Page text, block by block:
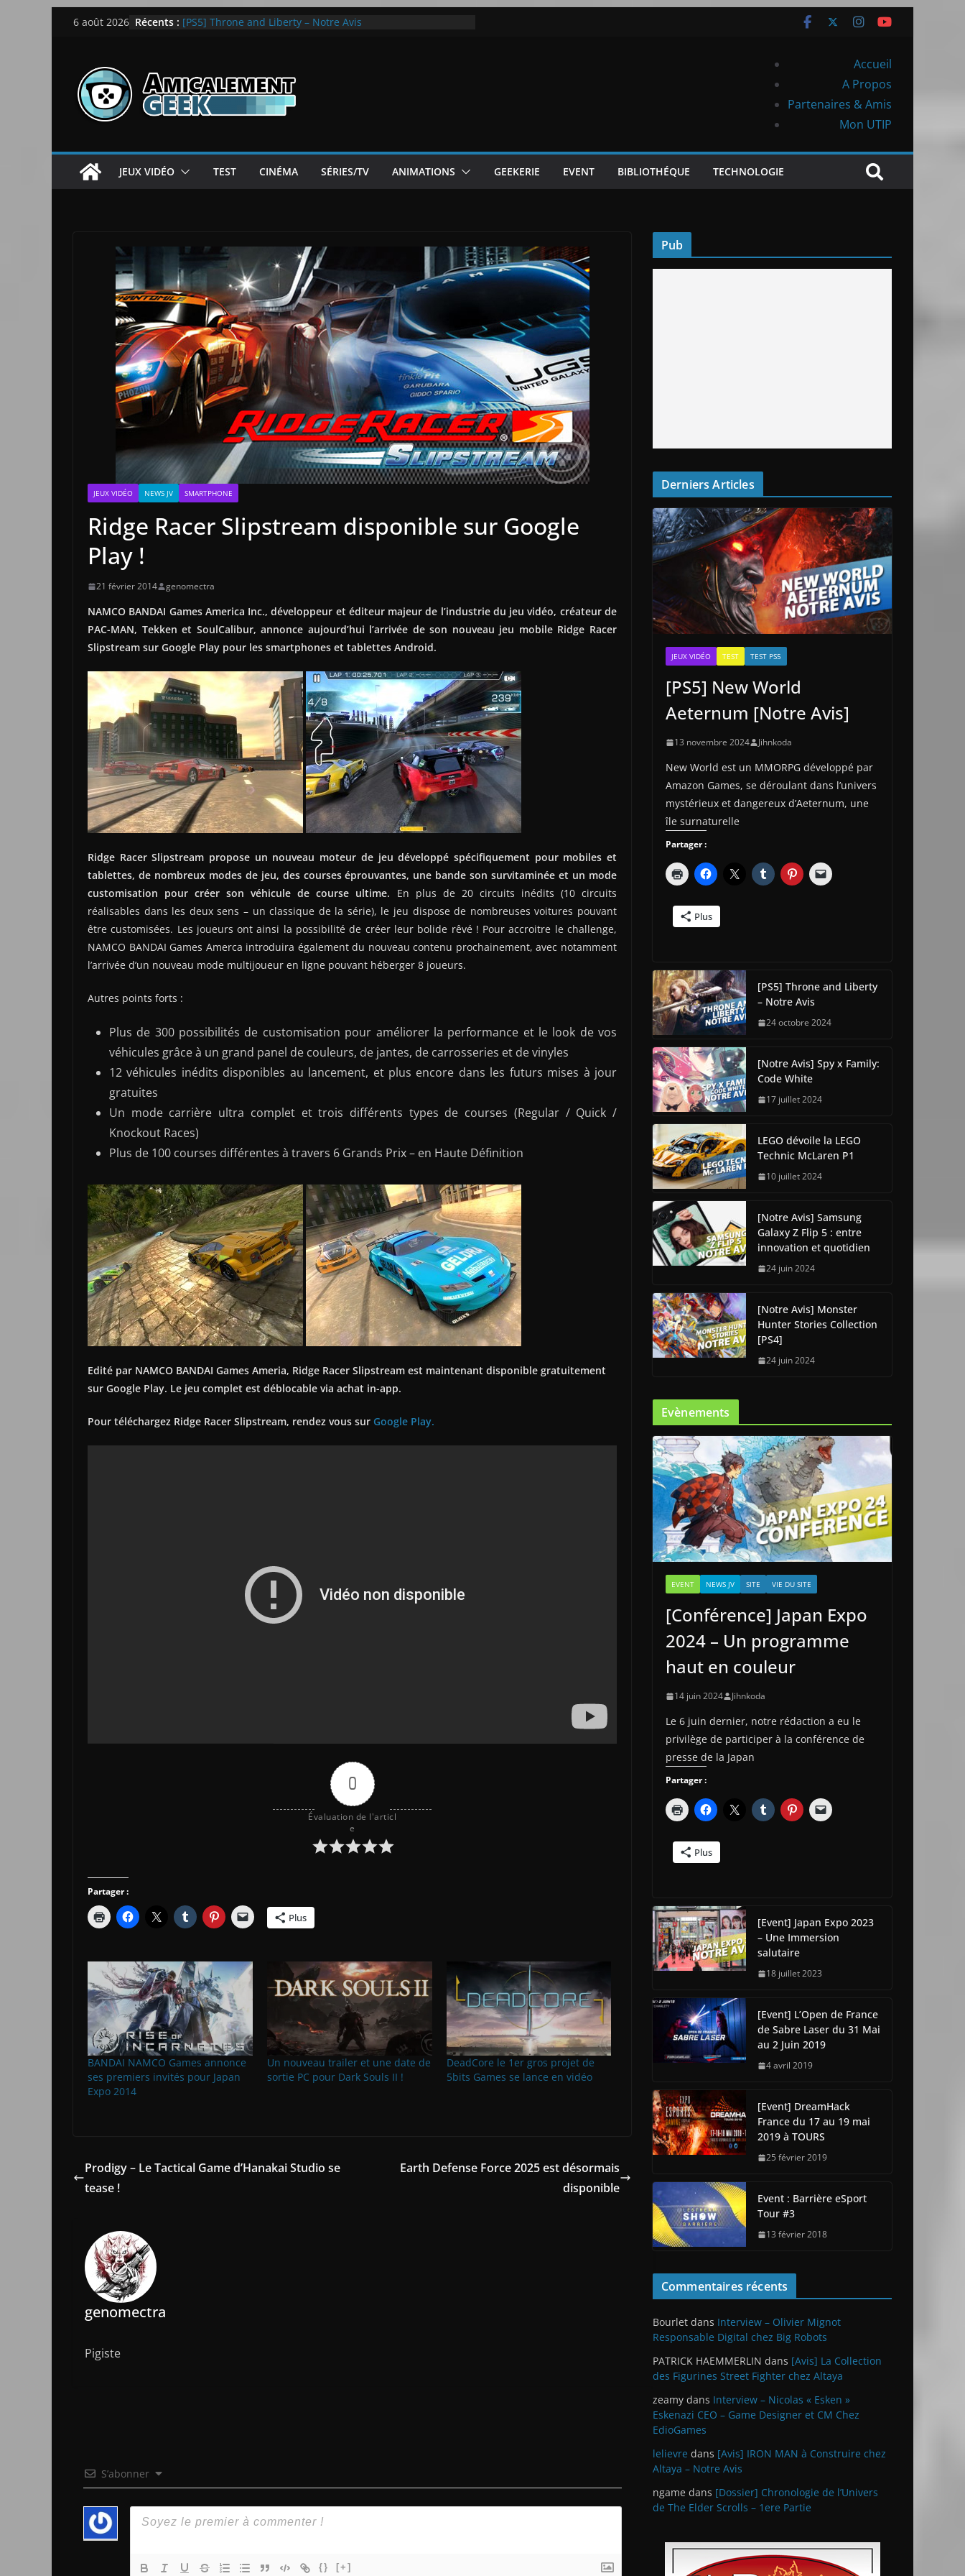
Passer6 août 2026 Récents : [PS5] Throne and Liberty – Notre Avis
quotidien
[PS5] New World Aeternum [Notre Avis]
Accueil
A Propos
Partenaires & Amis
Mon UTIP
JEUX VIDÉO TEST CINÉMA SÉRIES/TV ANIMATIONS GEEKERIE EVENT BIBLIOTHÉQUE TECHNOLOGIE
JEUX VIDÉO NEWS JV SMARTPHONE
Ridge Racer Slipstream disponible sur Google
Play !
21 février 2014 genomectra
NAMCO BANDAI Games America Inc., développeur et éditeur majeur de l’industrie du jeu vidéo, créateur de
PAC-MAN, Tekken et SoulCalibur, annonce aujourd’hui l’arrivée de son nouveau jeu mobile Ridge Racer
Slipstream sur Google Play pour les smartphones et tablettes Android.
Ridge Racer Slipstream propose un nouveau moteur de jeu développé spécifiquement pour mobiles et
tablettes, de nombreux modes de jeu, des courses éprouvantes, une bande son survitaminée et un mode
customisation pour créer son véhicule de course ultime. En plus de 20 circuits inédits (10 circuits
réalisables dans les deux sens – un classique de la série), le jeu dispose de nombreuses voitures pouvant
être customisées. Les joueurs ont ainsi la possibilité de créer leur bolide rêvé ! Pour accroitre le challenge,
NAMCO BANDAI Games Amerca introduira également du nouveau contenu prochainement, avec notamment
l’arrivée d’un nouveau mode multijoueur en ligne pouvant héberger 8 joueurs.
Autres points forts :
Plus de 300 possibilités de customisation pour améliorer la performance et le look de vos
véhicules grâce à un grand panel de couleurs, de jantes, de carrosseries et de vinyles
12 véhicules inédits disponibles au lancement, et plus encore dans les futurs mises à jour
gratuites
Un mode carrière ultra complet et trois différents types de courses (Regular / Quick /
Knockout Races)
Plus de 100 courses différentes à travers 6 Grands Prix – en Haute Définition
Edité par NAMCO BANDAI Games Ameria, Ridge Racer Slipstream est maintenant disponible gratuitement
sur Google Play. Le jeu complet est déblocable via achat in-app.
Pour téléchargez Ridge Racer Slipstream, rendez vous sur Google Play.
0
Évaluation de l'articl
e
Partager :
Plus
BANDAI NAMCO Games annonce
ses premiers invités pour Japan
Expo 2014
Un nouveau trailer et une date de
sortie PC pour Dark Souls II !
DeadCore le 1er gros projet de
5bits Games se lance en vidéo
Prodigy – Le Tactical Game d’Hanakai Studio se
tease !
Earth Defense Force 2025 est désormais
disponible
genomectra
Pigiste
S’abonner
{} [+]
Pub
Derniers Articles
JEUX VIDÉO TEST TEST PS5
[PS5] New World
Aeternum [Notre Avis]
13 novembre 2024 Jihnkoda
New World est un MMORPG développé par
Amazon Games, se déroulant dans l’univers
mystérieux et dangereux d’Aeternum, une
île surnaturelle
Partager :
Plus
[PS5] Throne and Liberty
– Notre Avis
24 octobre 2024
[Notre Avis] Spy x Family:
Code White
17 juillet 2024
LEGO dévoile la LEGO
Technic McLaren P1
10 juillet 2024
[Notre Avis] Samsung
Galaxy Z Flip 5 : entre
innovation et quotidien
24 juin 2024
[Notre Avis] Monster
Hunter Stories Collection
[PS4]
24 juin 2024
Evènements
EVENT NEWS JV SITE VIE DU SITE
[Conférence] Japan Expo
2024 – Un programme
haut en couleur
14 juin 2024 Jihnkoda
Le 6 juin dernier, notre rédaction a eu le
privilège de participer à la conférence de
presse de la Japan
Partager :
Plus
[Event] Japan Expo 2023
– Une Immersion
salutaire
18 juillet 2023
[Event] L’Open de France
de Sabre Laser du 31 Mai
au 2 Juin 2019
4 avril 2019
[Event] DreamHack
France du 17 au 19 mai
2019 à TOURS
25 février 2019
Event : Barrière eSport
Tour #3
13 février 2018
Commentaires récents
Bourlet dans Interview – Olivier Mignot
Responsable Digital chez Big Robots
PATRICK HAEMMERLIN dans [Avis] La Collection
des Figurines Street Fighter chez Altaya
zeamy dans Interview – Nicolas « Esken »
Eskenazi CEO – Game Designer et CM Chez
EdioGames
lelievre dans [Avis] IRON MAN à Construire chez
Altaya – Notre Avis
ngame dans [Dossier] Chronologie de l’Univers
de The Elder Scrolls – 1ere Partie